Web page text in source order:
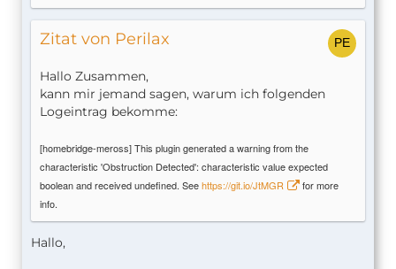
Zitat von Perilax
Hallo Zusammen,
kann mir jemand sagen, warum ich folgenden
Logeintrag bekomme:
[homebridge-meross] This plugin generated a warning from the
characteristic 'Obstruction Detected': characteristic value expected
boolean and received undefined. Seehttps://git.io/JtMGR
for more
info.
Hallo,